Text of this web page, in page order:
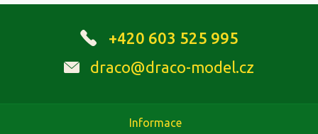
+420 603 525 995
draco@draco-model.cz
Informace